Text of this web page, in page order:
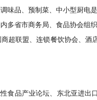
味品、预制菜、中小型厨电
多省市商务局、食品协会组
商超联盟、连锁餐饮协会、
食品产业论坛、东北亚进